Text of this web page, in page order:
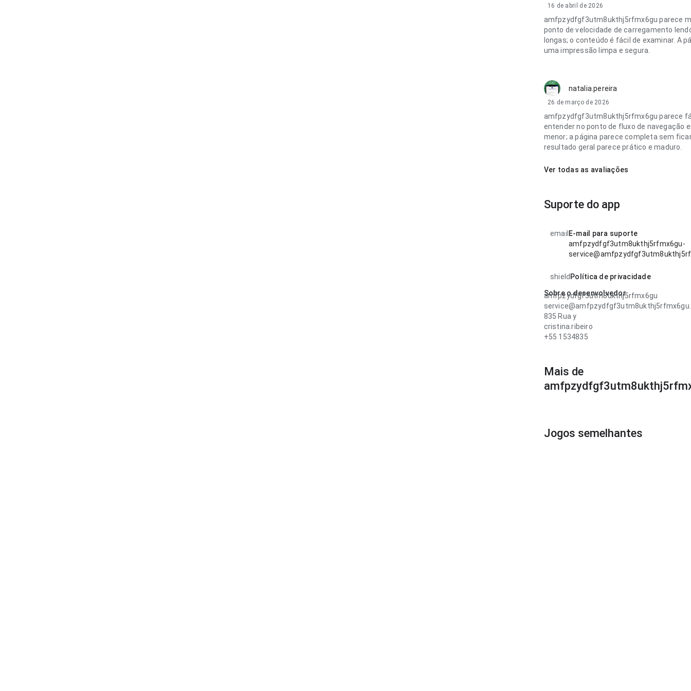
16 de abril de 2026
amfpzydfgf3utm8ukthj5rfmx6gu parece
ponto de velocidade de carregamento
longas; o conteúdo é fácil de examinar. A
uma impressão limpa e segura.
natalia.pereira
26 de março de 2026
amfpzydfgf3utm8ukthj5rfmx6gu parece
entender no ponto de fluxo de navegação
menor; a página parece completa sem
resultado geral parece prático e maduro.
Ver todas as avaliações
Suporte do app
email E-mail para suporte
amfpzydfgf3utm8ukthj5rfmx6gu-
shield Política de privacidade
Sobre o desenvolvedor
amfpzydfgf3utm8ukthj5rfmx6gu
835 Rua y
cristina.ribeiro
+55 1534835
Mais de
Jogos semelhantes